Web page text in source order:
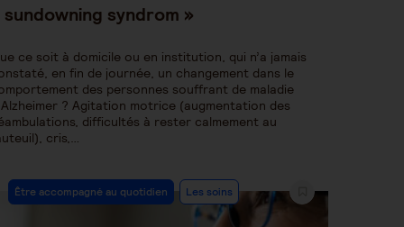
sundowning syndrom »
ce soit à domicile ou en institution, qui n’a jamais
en fin de journée, un changement dans le
des personnes souffrant de maladie
? Agitation motrice (augmentation des
difficultés à rester calmement au
cris,…
Post
Category:
Être accompagné au quotidien Les soins